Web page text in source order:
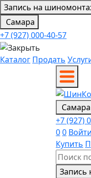
Запись на
Самара
+7 (927) 000-40-57
Каталог Продать
Самара
+7 (927)
00 Войти
Купить